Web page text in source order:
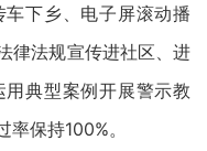
下乡、电子屏滚动播
律法规宣传进社区、进
典型案例开展警示教
保持100%。